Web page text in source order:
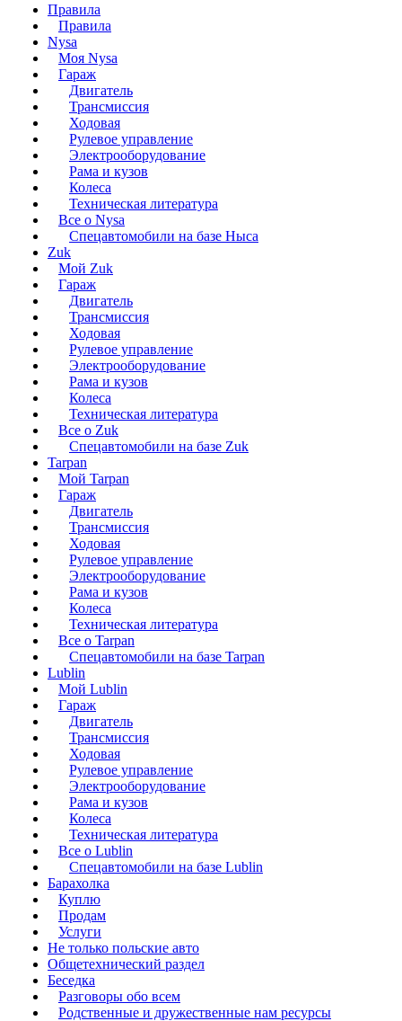
Правила
Правила
Nysa
Моя Nysa
Гараж
Двигатель
Трансмиссия
Ходовая
Рулевое управление
Электрооборудование
Рама и кузов
Колеса
Техническая литература
Все о Nysa
Спецавтомобили на базе Ныса
Zuk
Мой Zuk
Гараж
Двигатель
Трансмиссия
Ходовая
Рулевое управление
Электрооборудование
Рама и кузов
Колеса
Техническая литература
Все о Zuk
Спецавтомобили на базе Zuk
Tarpan
Мой Tarpan
Гараж
Двигатель
Трансмиссия
Ходовая
Рулевое управление
Электрооборудование
Рама и кузов
Колеса
Техническая литература
Все о Tarpan
Спецавтомобили на базе Tarpan
Lublin
Мой Lublin
Гараж
Двигатель
Трансмиссия
Ходовая
Рулевое управление
Электрооборудование
Рама и кузов
Колеса
Техническая литература
Все о Lublin
Спецавтомобили на базе Lublin
Барахолка
Куплю
Продам
Услуги
Не только польские авто
Общетехнический раздел
Беседка
Разговоры обо всем
Родственные и дружественные нам ресурсы